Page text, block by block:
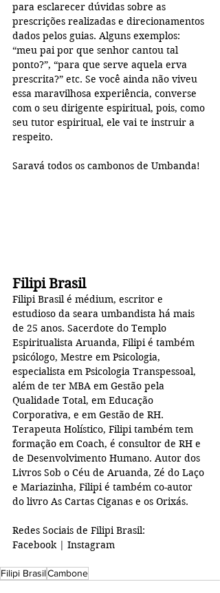
para esclarecer dúvidas sobre as
prescrições realizadas e direcionamentos
dados pelos guias. Alguns exemplos:
“meu pai por que senhor cantou tal
ponto?”, “para que serve aquela erva
prescrita?” etc. Se você ainda não viveu
essa maravilhosa experiência, converse
com o seu dirigente espiritual, pois, como
seu tutor espiritual, ele vai te instruir a
respeito.
Saravá todos os cambonos de Umbanda!
Filipi Brasil
Filipi Brasil é médium, escritor e
estudioso da seara umbandista há mais
de 25 anos. Sacerdote do Templo
Espiritualista Aruanda, Filipi é também
psicólogo, Mestre em Psicologia,
especialista em Psicologia Transpessoal,
além de ter MBA em Gestão pela
Qualidade Total, em Educação
Corporativa, e em Gestão de RH.
Terapeuta Holístico, Filipi também tem
formação em Coach, é consultor de RH e
de Desenvolvimento Humano. Autor dos
Livros Sob o Céu de Aruanda, Zé do Laço
e Mariazinha, Filipi é também co-autor
do livro As Cartas Ciganas e os Orixás.
Redes Sociais de Filipi Brasil:
Facebook | Instagram
Filipi BrasilCambone